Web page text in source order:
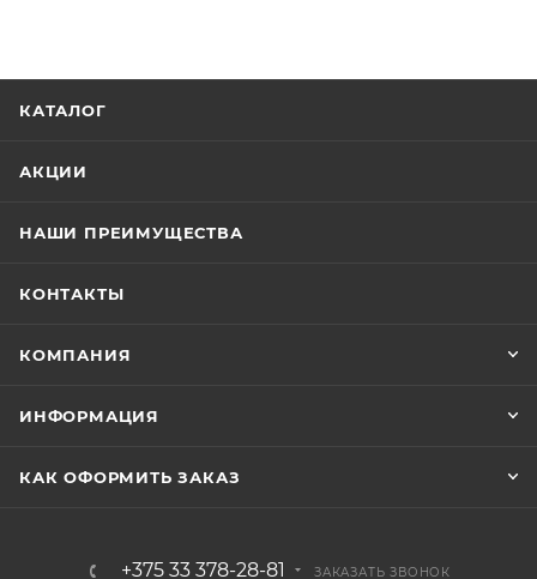
КАТАЛОГ
АКЦИИ
НАШИ ПРЕИМУЩЕСТВА
КОНТАКТЫ
КОМПАНИЯ
ИНФОРМАЦИЯ
КАК ОФОРМИТЬ ЗАКАЗ
+375 33 378-28-81 ЗАКАЗАТЬ ЗВОНОК